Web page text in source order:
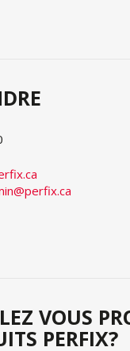
VOUS
PERFIX?